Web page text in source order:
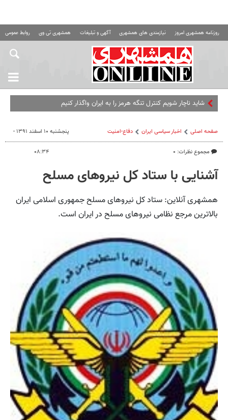
روزنامه همشهری امروز نیازمندی های همشهری آگهی و تبلیغات همشهری تی وی روابط عمومی
شاید ناچار شویم کنترل تنگه هرمز را به ایران واگذار کنیم
صفحه اصلی اخبار سیاسی ایران دفاع-امنیت
مجموع نظرات: ۰
پنجشنبه ۱۰ اسفند ۱۳۹۱ -
۰۸:۳۴
آشنایی با ستاد کل نیروهای مسلح
همشهری آنلاین: ستاد کل نیروهای مسلح جمهوری اسلامی ایران
بالاترین مرجع نظامی نیروهای مسلح در ایران است.